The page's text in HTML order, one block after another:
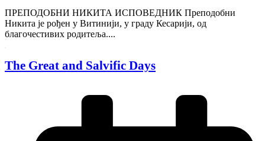
ПРЕПОДОБНИ НИКИТА ИСПОВЕДНИК Преподобни
Никита је рођен у Витинији, у граду Кесарији, од
благочестивих родитеља....
The Great and Salvific Days